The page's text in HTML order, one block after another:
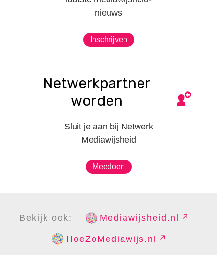
nieuws
Inschrijven
Netwerkpartner
worden
Sluit je aan bij Netwerk
Mediawijsheid
Meedoen
Bekijk ook: Mediawijsheid.nl
HoeZoMediawijs.nl